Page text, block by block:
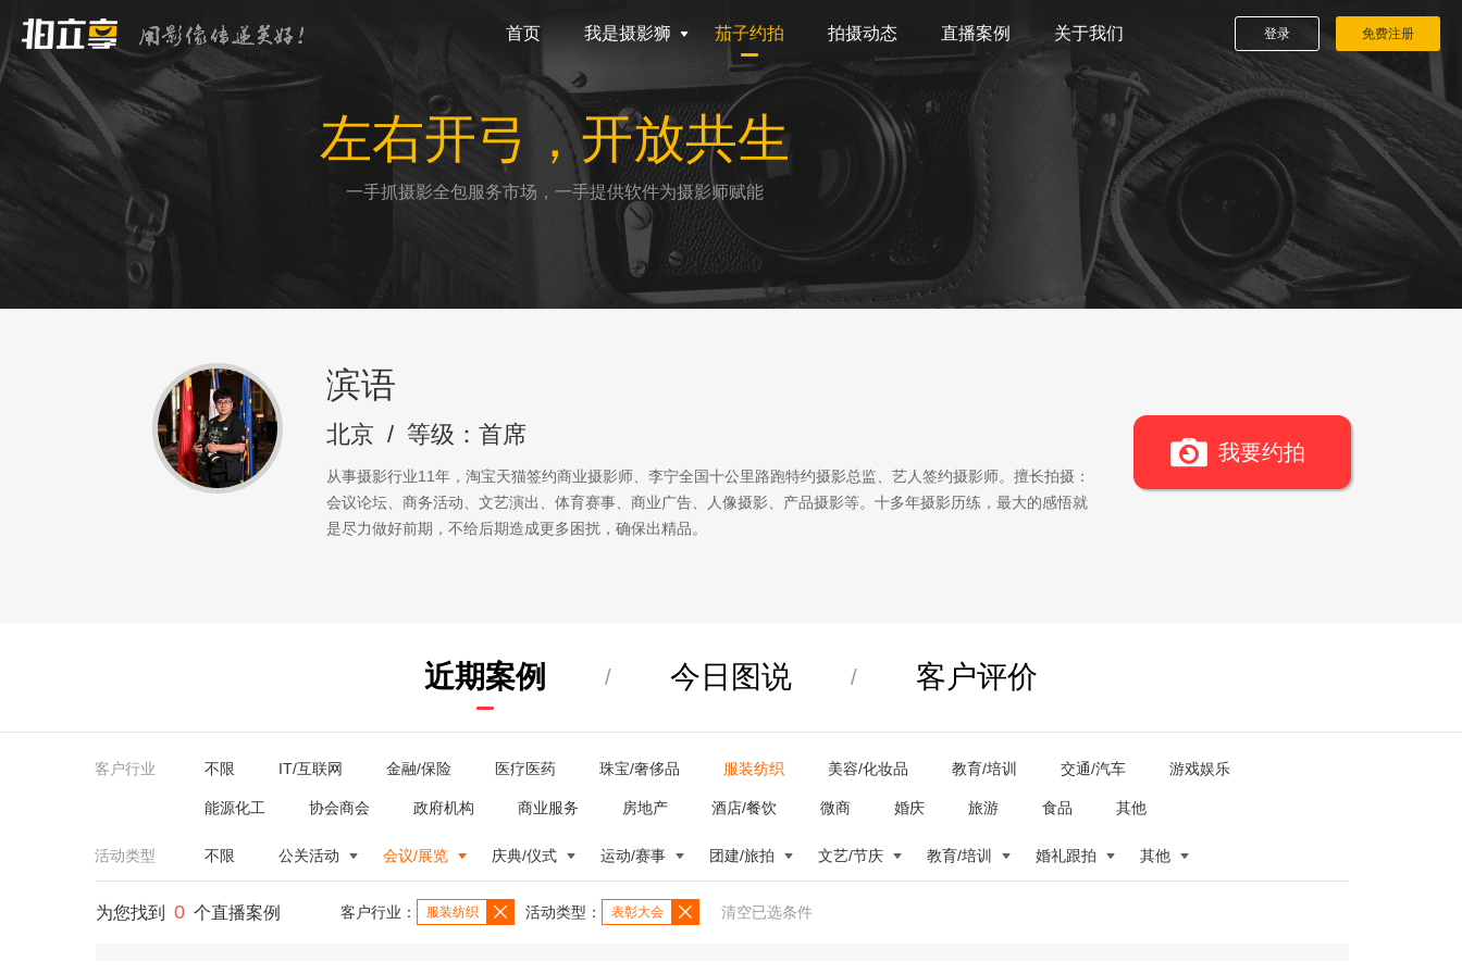
首页 我是摄影狮 茄子约拍 拍摄动态 直播案例 关于我们 登录 免费注册
左右开弓，开放共生
一手抓摄影全包服务市场，一手提供软件为摄影师赋能
滨语
北京 / 等级：首席
从事摄影行业11年，淘宝天猫签约商业摄影师、李宁全国十公里路跑特约摄影总监、艺人签约摄影师。擅长拍摄：
会议论坛、商务活动、文艺演出、体育赛事、商业广告、人像摄影、产品摄影等。十多年摄影历练，最大的感悟就
是尽力做好前期，不给后期造成更多困扰，确保出精品。
我要约拍
近期案例 / 今日图说 / 客户评价
客户行业 不限 IT/互联网 金融/保险 医疗医药 珠宝/奢侈品 服装纺织 美容/化妆品 教育/培训 交通/汽车 游戏娱乐
能源化工 协会商会 政府机构 商业服务 房地产 酒店/餐饮 微商 婚庆 旅游 食品 其他
活动类型 不限 公关活动 会议/展览 庆典/仪式 运动/赛事 团建/旅拍 文艺/节庆 教育/培训 婚礼跟拍 其他
为您找到 0 个直播案例 客户行业： 服装纺织 活动类型： 表彰大会 清空已选条件